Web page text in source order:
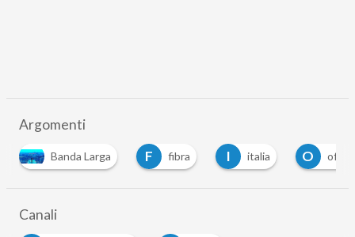
Argomenti
Banda Larga F fibra I italia O offerta
Canali